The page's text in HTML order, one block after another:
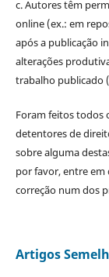
c. Autores têm
online (ex.: em
após a publicação
alterações
trabalho publicado
Foram feitos todos
detentores de
sobre alguma
por favor, entre em
correção num dos
Artigos